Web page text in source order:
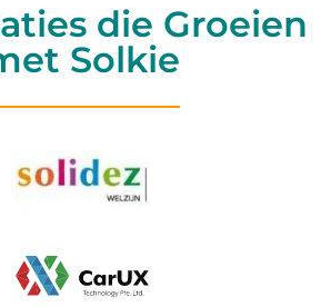
die Groeien
Solkie